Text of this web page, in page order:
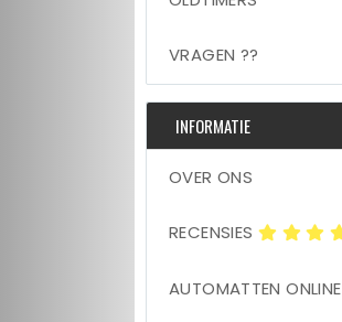
VRAGEN ??
INFORMATIE
OVER ONS
RECENSIES
AUTOMATTEN ONLINE